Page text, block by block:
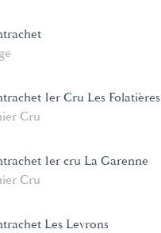
1er Cru Les Folatières
Cru
1er cru La Garenne
Cru
Les Levrons